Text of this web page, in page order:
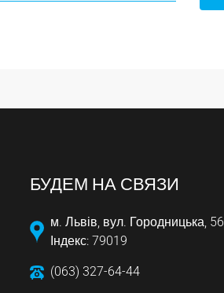
БУДЕМ НА СВЯЗИ
м. Львів, вул. Городницька, 56
Індекс: 79019
(063) 327-64-44